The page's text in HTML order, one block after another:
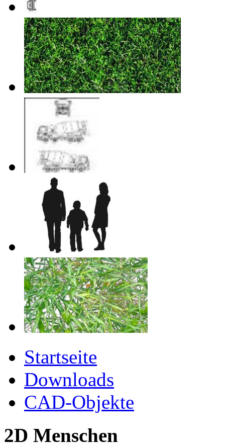
Startseite
Downloads
CAD-Objekte
2D Menschen